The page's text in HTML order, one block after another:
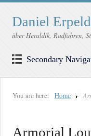
Daniel
über Heraldik, Radfahren,
Secondary
You are here: Home
Armorial